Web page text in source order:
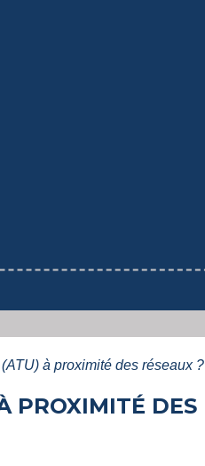
à proximité des réseaux ?
PROXIMITÉ DES